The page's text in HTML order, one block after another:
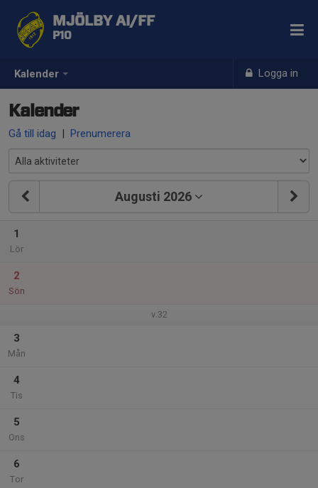
Kalender Logga in
MJÖLBY AI/FF
P10
Kalender
Gå till idag | Prenumerera
Augusti 2026
1
Lör
2
Sön
v.32
3
Mån
4
Tis
5
Ons
6
Tor